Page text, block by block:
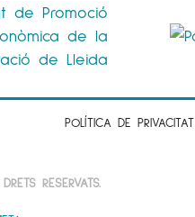
POLÍTICA DE PRIVACITAT
RESERVATS.